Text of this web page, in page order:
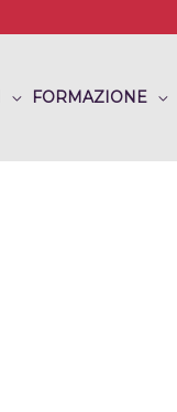
FORMAZIONE